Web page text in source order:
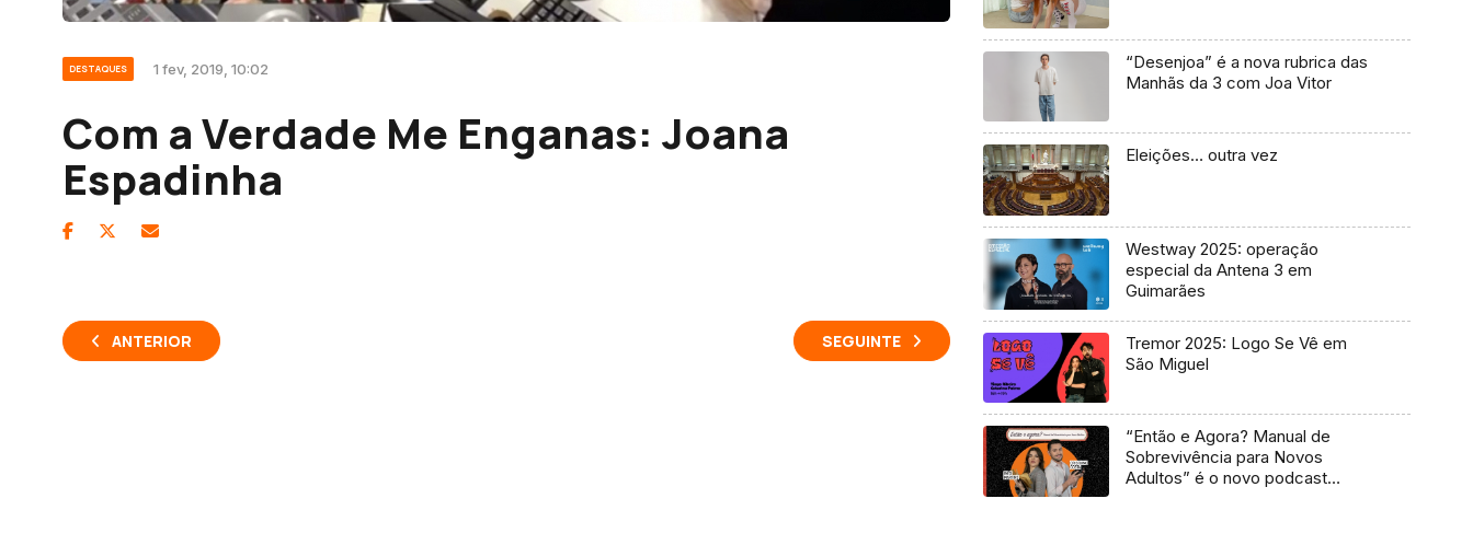
DESTAQUES 1 fev, 2019, 10:02
Com a Verdade Me Enganas: Joana
Espadinha
ANTERIOR SEGUINTE
“Desenjoa” é a nova rubrica das
Manhãs da 3 com Joa Vitor
Eleições… outra vez
Westway 2025: operação
especial da Antena 3 em
Guimarães
Tremor 2025: Logo Se Vê em
São Miguel
“Então e Agora? Manual de
Sobrevivência para Novos
Adultos” é o novo podcast